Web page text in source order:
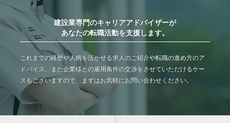
建設業専門のキャリアアドバイザーが
あなたの転職活動を支援します。
これまでの経歴や人柄を活かせる求人のご紹介や転職の進め方のア
ドバイス、また企業様との雇用条件の交渉をさせていただけるケー
スもございますので、まずはお気軽にお問い合わせください。